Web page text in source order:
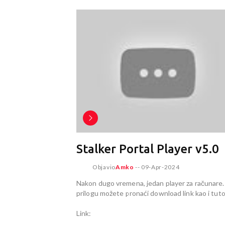
Stalker Portal Player v5.0
ObjavioAmko -- 09-Apr-2024
Nakon dugo vremena, jedan player za
prilogu možete pronaći download link kao i
Link: